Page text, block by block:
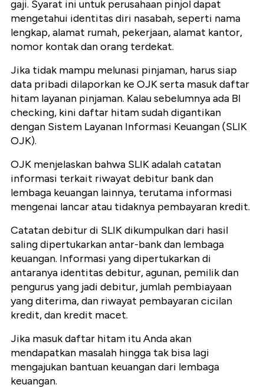
gaji. Syarat ini untuk perusahaan pinjol dapat
mengetahui identitas diri nasabah, seperti nama
lengkap, alamat rumah, pekerjaan, alamat kantor,
nomor kontak dan orang terdekat.
Jika tidak mampu melunasi pinjaman, harus siap
data pribadi dilaporkan ke OJK serta masuk daftar
hitam layanan pinjaman. Kalau sebelumnya ada BI
checking, kini daftar hitam sudah digantikan
dengan Sistem Layanan Informasi Keuangan (SLIK
OJK).
OJK menjelaskan bahwa SLIK adalah catatan
informasi terkait riwayat debitur bank dan
lembaga keuangan lainnya, terutama informasi
mengenai lancar atau tidaknya pembayaran kredit.
Catatan debitur di SLIK dikumpulkan dari hasil
saling dipertukarkan antar-bank dan lembaga
keuangan. Informasi yang dipertukarkan di
antaranya identitas debitur, agunan, pemilik dan
pengurus yang jadi debitur, jumlah pembiayaan
yang diterima, dan riwayat pembayaran cicilan
kredit, dan kredit macet.
Jika masuk daftar hitam itu Anda akan
mendapatkan masalah hingga tak bisa lagi
mengajukan bantuan keuangan dari lembaga
keuangan.